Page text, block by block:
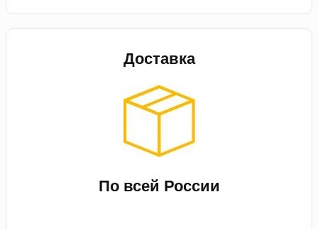
Доставка
По всей России